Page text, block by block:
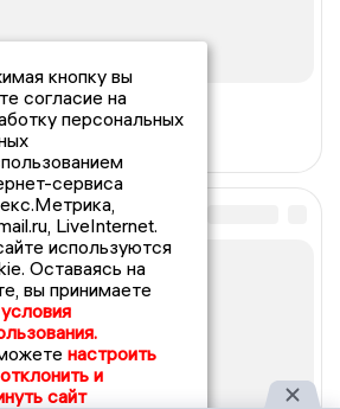
кнопку вы
согласие на
персональных
сервиса
LiveInternet.
используются
Оставаясь на
вы принимаете
настроить
отклонить и
сайт